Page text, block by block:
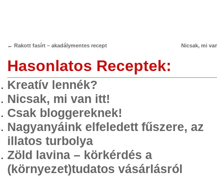
← Rakott fasírt – akadálymentes recept Nicsak, mi
Hasonlatos Receptek:
Kreatív lennék?
Nicsak, mi van itt!
Csak bloggereknek!
Nagyanyáink elfeledett fűszere, az
illatos turbolya
Zöld lavina – körkérdés a
(környezet)tudatos vásárlásról